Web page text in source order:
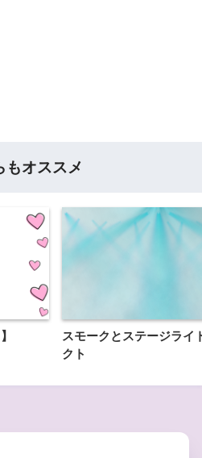
もオススメ
スモークとステージライ
クト